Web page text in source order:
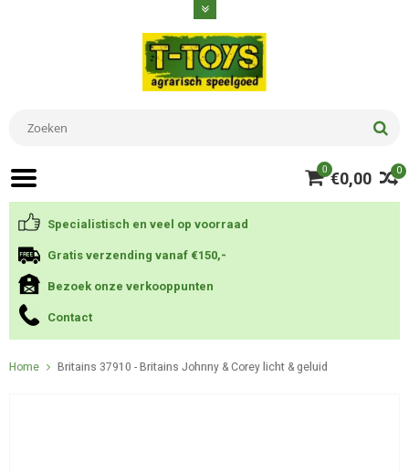
0
0 €0,00
Specialistisch en veel op voorraad
Gratis verzending vanaf €150,-
Bezoek onze verkooppunten
Contact
Home Britains 37910 - Britains Johnny & Corey licht & geluid